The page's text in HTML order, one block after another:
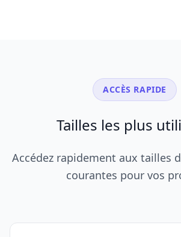
ACCÈS RAPIDE
Tailles les plus
Accédez rapidement aux tailles
courantes pour vos